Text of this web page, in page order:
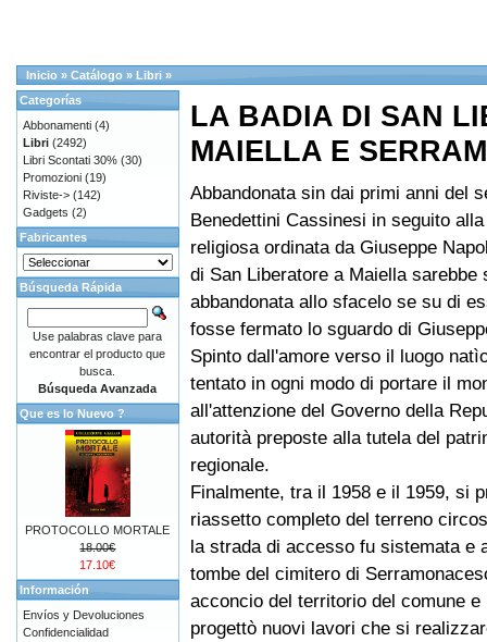
Inicio » Catálogo » Libri »
LA BADIA DI SAN
MAIELLA E
Abbandonata sin dai primi anni del
Benedettini Cassinesi in seguito
religiosa ordinata da Giuseppe
di San Liberatore a Maiella sarebbe
abbandonata allo sfacelo se su di
fosse fermato lo sguardo di
Spinto dall'amore verso il luogo
tentato in ogni modo di portare il
all'attenzione del Governo della
autorità preposte alla tutela del
regionale.
Finalmente, tra il 1958 e il 1959, si
riassetto completo del terreno
la strada di accesso fu sistemata e
tombe del cimitero di
acconcio del territorio del comune
progettò nuovi lavori che si
Categorías
Abbonamenti (4)
Libri (2492)
Libri Scontati 30% (30)
Promozioni (19)
Riviste-> (142)
Gadgets (2)
Fabricantes
Búsqueda Rápida
Use palabras clave para
encontrar el producto que
busca.
Búsqueda Avanzada
Que es lo Nuevo ?
PROTOCOLLO MORTALE
18.00€
17.10€
Información
Envíos y Devoluciones
Confidencialidad